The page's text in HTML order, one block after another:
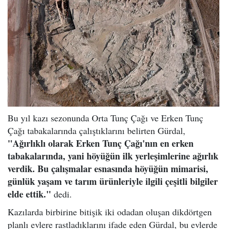
Bu yıl kazı sezonunda Orta Tunç Çağı ve Erken Tunç
Çağı tabakalarında çalıştıklarını belirten Gürdal,
"Ağırlıklı olarak Erken Tunç Çağı'nın en erken
tabakalarında, yani höyüğün ilk yerleşimlerine ağırlık
verdik. Bu çalışmalar esnasında höyüğün mimarisi,
günlük yaşam ve tarım ürünleriyle ilgili çeşitli bilgiler
elde ettik." dedi.
Kazılarda birbirine bitişik iki odadan oluşan dikdörtgen
planlı evlere rastladıklarını ifade eden Gürdal, bu evlerde